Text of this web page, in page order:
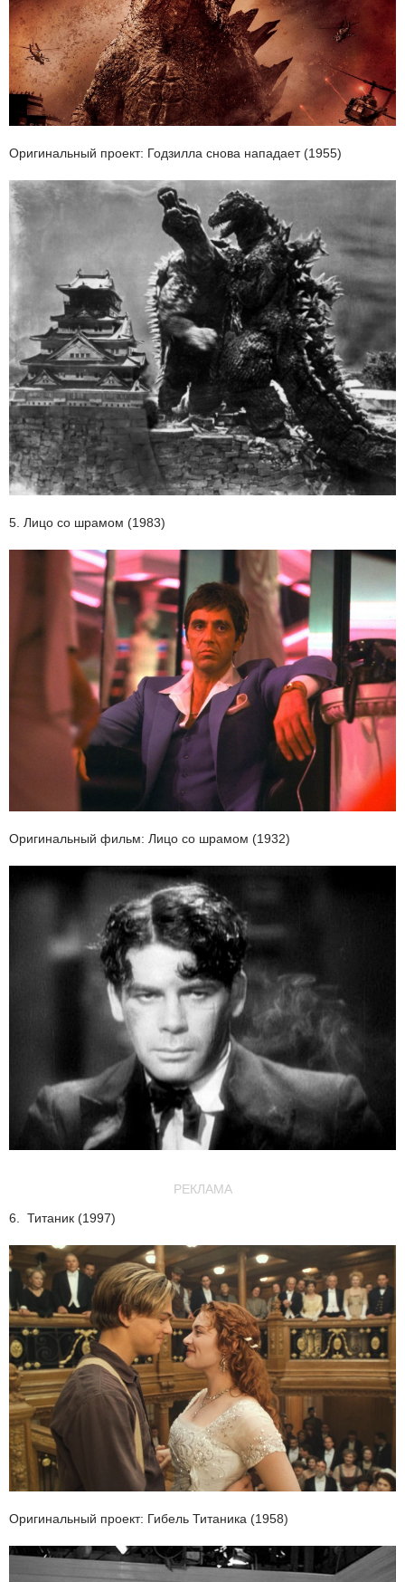
Оригинальный проект: Годзилла снова нападает (1955)
5. Лицо со шрамом (1983)
Оригинальный фильм: Лицо со шрамом (1932)
РЕКЛАМА
6. Титаник (1997)
Оригинальный проект: Гибель Титаника (1958)